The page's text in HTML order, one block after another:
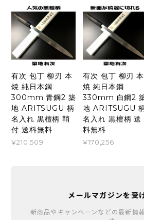
有次 包丁 柳刃 本
焼 純日本鋼
300mm 青鋼2 築
地 ARITSUGU 柄
名入れ 黒檀柄 鞘
付 送料無料
¥210,509
有次 包丁 柳刃 本
焼 純日本鋼
330mm 白鋼2
地 ARITSUGU
名入れ 黒檀柄 送
料無料
¥170,256
メールマガジンを受
新商品やキャンペーンなどの最新情